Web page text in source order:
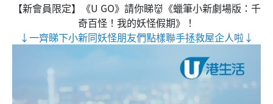
【新會員限定】《U GO》請你睇👹《蠟筆小新劇場版：千
奇百怪！我的妖怪假期》！
↓一齊睇下小新同妖怪朋友們點樣聯手拯救屋企人啦↓